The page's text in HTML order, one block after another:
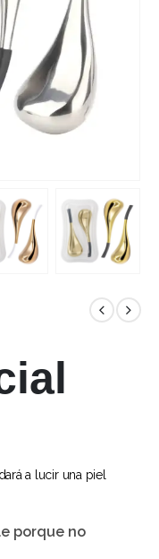
a lucir una piel
porque no